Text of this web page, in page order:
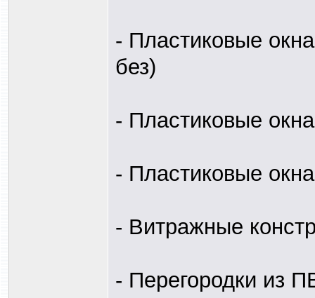
- Пластиковые
без)
- Пластиковые
- Пластиковые
- Витражные
- Перегородки из